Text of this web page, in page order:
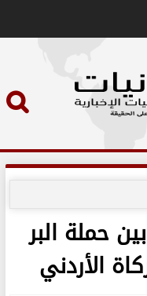
حملة البر
الأردني